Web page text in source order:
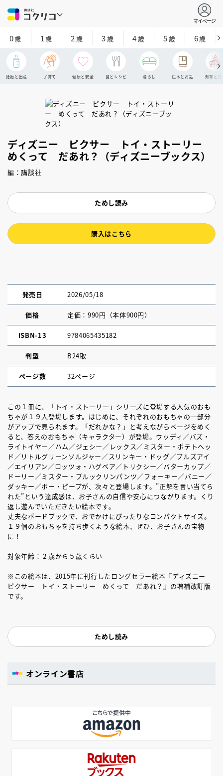
マイページ
0歳 1歳 2 歳 3歳 4歳 5歳 6歳
妊娠と出産 子育て 健康と安全 食とレシピ 暮らし 絵本とお話 知育と探
ディズニー ピクサー トイ・ストーリー
めくって だあれ？（ディズニーブックス）
編：講談社
ためし読み
購入はこちら
発売日 2026/05/18
価格 定価：990円（本体900円）
ISBN-13 9784065435182
判型 B24取
ページ数 32ページ
この１冊に、「トイ・ストーリー」シリーズに登場する人気のおも
ちゃが１９人登場します。はじめに、それぞれのおもちゃの一部分
がアップで見られます。「だれかな？」と考えながらページをめく
ると、答えのおもちゃ（キャラクター）が登場。ウッディ／バズ・
ライトイヤー／ハム／ジェシー／レックス／ミスター・ポテトヘッ
ド／リトルグリーンソルジャー／スリンキー・ドッグ／ブルズアイ
／エイリアン／ロッツォ・ハグベア／トリクシー／バターカップ／
ドーリー／ミスター・プルックリンパンツ／フォーキー／バニー／
ダッキー／ボー・ピープが、次々と登場します。”正解を言い当てら
れた”という達成感は、お子さんの自信や安心につながります。くり
返し遊んでいただきたい絵本です。
丈夫なボードブックで、おでかけにぴったりなコンパクトサイズ。
１９個のおもちゃを持ち歩くような絵本、ぜひ、お子さんの宝物
に！
対象年齢：２歳から５歳くらい
※この絵本は、2015年に刊行したロングセラー絵本『ディズニー
ピクサー トイ・ストーリー めくって だあれ？』の増補改訂版
です。
ためし読み
オンライン書店